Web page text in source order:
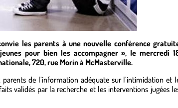
les parents à une nouvelle conférence
pour bien les accompagner », le mercredi
720, rue Morin à McMasterville.
de l’information adéquate sur l’intimidation et
validés par la recherche et les interventions jugées